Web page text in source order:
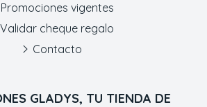
GLADYS, TU TIENDA DE
Promociones vigentes
Validar cheque regalo
Contacto